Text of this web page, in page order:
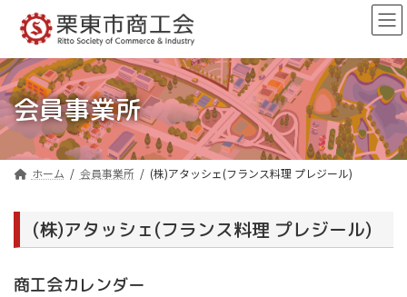
ン
ツ
へ
ス
キ
ッ
ー
シ
ョ
ン
に
移
会員事業所
ホーム 会員事業所 (株)アタッシェ(フランス料理 プレジール)
(株)アタッシェ(フランス料理 プレジール)
商工会カレンダー